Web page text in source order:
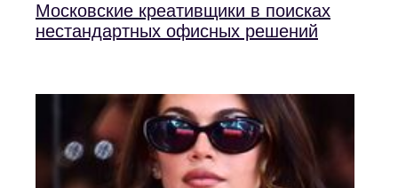
Московские креативщики в поисках
нестандартных офисных решений